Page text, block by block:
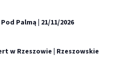
Palmą | 21/11/2026
w Rzeszowie | Rzeszowskie